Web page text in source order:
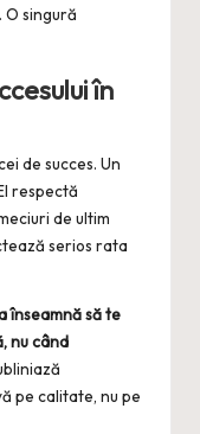
singură
în
de succes. Un
respectă
de ultim
serios rata
înseamnă să te
nu când
pe calitate, nu pe